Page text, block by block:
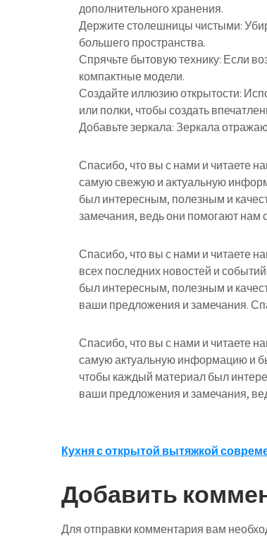
дополнительного хранения.
Держите столешницы чистыми:
большего пространства.
Спрячьте бытовую технику: Если
компактные модели.
Создайте иллюзию открытости:
или полки, чтобы создать
Добавьте зеркала: Зеркала
Спасибо, что вы с нами и читаете
самую свежую и актуальную
был интересным, полезным и
замечания, ведь они помогают нам
Спасибо, что вы с нами и читаете
всех последних новостей и
был интересным, полезным и
ваши предложения и замечания.
Спасибо, что вы с нами и читаете
самую актуальную информацию и
чтобы каждый материал был
ваши предложения и замечания,
Навигация
по
записям
Кухня с открытой вытяжкой
Добавить
Для отправки комментария вам